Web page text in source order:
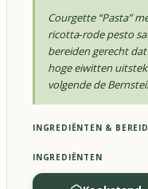
Courgette “Pasta”
ricotta‑rode pesto
bereiden gerecht
hoge eiwitten
volgende de
INGREDIËNTEN &
INGREDIËNTEN